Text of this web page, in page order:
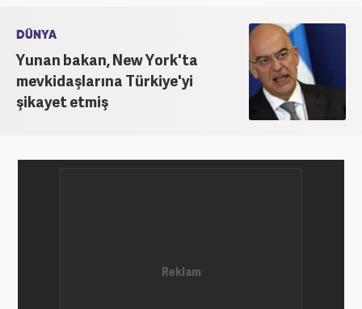
DÜNYA
Yunan bakan, New York'ta
mevkidaşlarına Türkiye'yi
şikayet etmiş